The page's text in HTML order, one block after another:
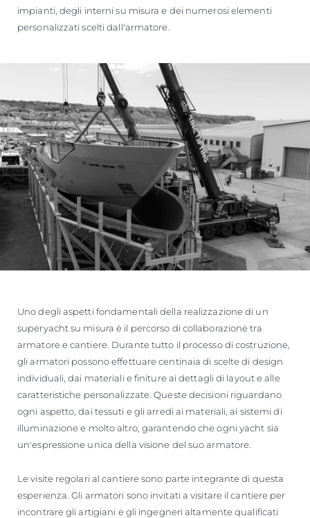
impianti, degli interni su misura e dei numerosi elementi
personalizzati scelti dall'armatore.
Uno degli aspetti fondamentali della realizzazione di un
superyacht su misura è il percorso di collaborazione tra
armatore e cantiere. Durante tutto il processo di costruzione,
gli armatori possono effettuare centinaia di scelte di design
individuali, dai materiali e finiture ai dettagli di layout e alle
caratteristiche personalizzate. Queste decisioni riguardano
ogni aspetto, dai tessuti e gli arredi ai materiali, ai sistemi di
illuminazione e molto altro, garantendo che ogni yacht sia
un'espressione unica della visione del suo armatore.
Le visite regolari al cantiere sono parte integrante di questa
esperienza. Gli armatori sono invitati a visitare il cantiere per
incontrare gli artigiani e gli ingegneri altamente qualificati